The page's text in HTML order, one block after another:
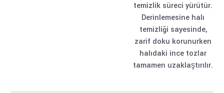
temizlik süreci yürütür.
Derinlemesine halı
temizliği sayesinde,
zarif doku korunurken
halıdaki ince tozlar
tamamen uzaklaştırılır.